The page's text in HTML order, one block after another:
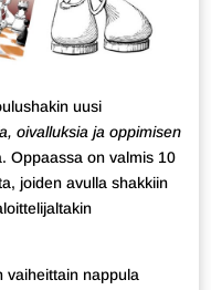
uusi
oivalluksia ja oppimisen
Oppaassa on valmis 10
joiden avulla shakkiin
vaiheittain nappula